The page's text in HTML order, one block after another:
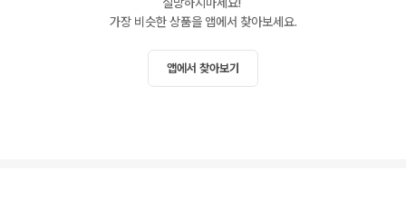
가장 비슷한 상품을 앱에서 찾아보세요.
앱에서 찾아보기